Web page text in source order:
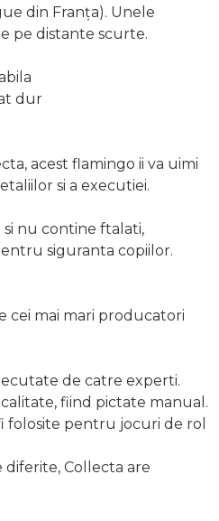
din Franța). Unele
pe distante scurte.
dur
acest flamingo ii va uimi
si a executiei.
si nu contine ftalati,
siguranta copiilor.
cei mai mari producatori
de catre experti.
fiind pictate manual.
folosite pentru jocuri de rol
diferite, Collecta are